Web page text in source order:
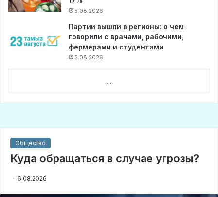
5.08.2026
Партии вышли в регионы: о чем
говорили с врачами, рабочими,
фермерами и студентами
5.08.2026
...